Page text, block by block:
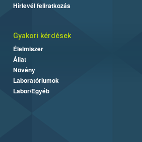
Hírlevél feliratkozás
Gyakori kérdések
Élelmiszer
Állat
Növény
Laboratóriumok
Labor/Egyéb